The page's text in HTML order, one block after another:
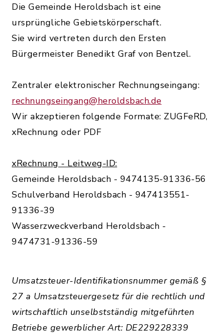
Die Gemeinde Heroldsbach ist eine
ursprüngliche Gebietskörperschaft.
Sie wird vertreten durch den Ersten
Bürgermeister Benedikt Graf von Bentzel.
Zentraler elektronischer Rechnungseingang:
rechnungseingang@heroldsbach.de
Wir akzeptieren folgende Formate: ZUGFeRD,
xRechnung oder PDF
xRechnung - Leitweg-ID:
Gemeinde Heroldsbach - 9474135-91336-56
Schulverband Heroldsbach - 947413551-
91336-39
Wasserzweckverband Heroldsbach -
9474731-91336-59
Umsatzsteuer-Identifikationsnummer gemäß §
27 a Umsatzsteuergesetz für die rechtlich und
wirtschaftlich unselbstständig mitgeführten
Betriebe gewerblicher Art: DE229228339